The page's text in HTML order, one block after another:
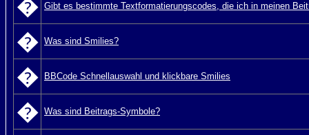
� Gibt es bestimmte Textformatierungscodes, die ich in meinen
� Was sind Smilies?
� BBCode Schnellauswahl und klickbare Smilies
� Was sind Beitrags-Symbole?